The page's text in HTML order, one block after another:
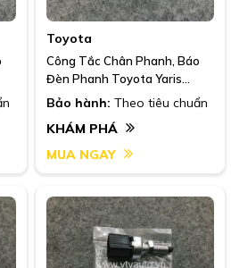
Toyota
Công Tắc Chân Phanh, Báo
Đèn Phanh Toyota Yaris
,2005-2016
Bảo hành: Theo tiêu chuẩn
KHÁM PHÁ
MUA NGAY